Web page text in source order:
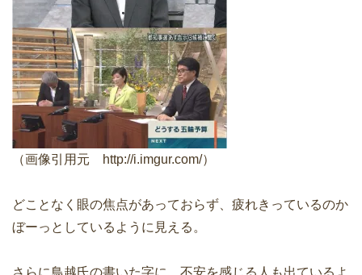
（画像引用元 http://i.imgur.com/）
どことなく眼の焦点があっておらず、疲れきっているのか
ぼーっとしているように見える。